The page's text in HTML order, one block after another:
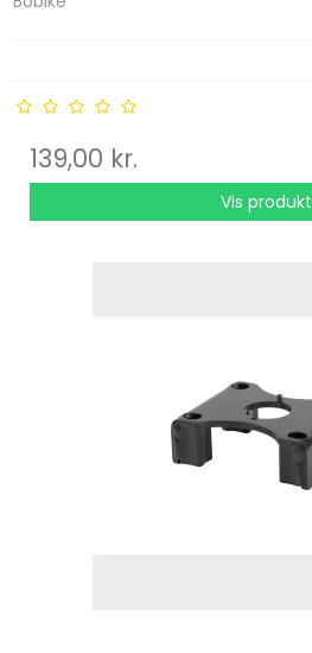
139,00 kr.
Vis produkt